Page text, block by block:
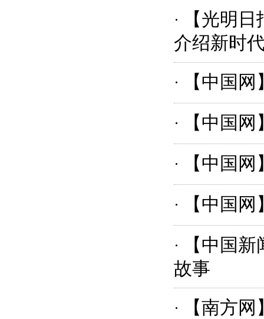
· 【光明
介绍新时
· 【中国
· 【中国
· 【中国
· 【中国
· 【中国
故事
· 【南方